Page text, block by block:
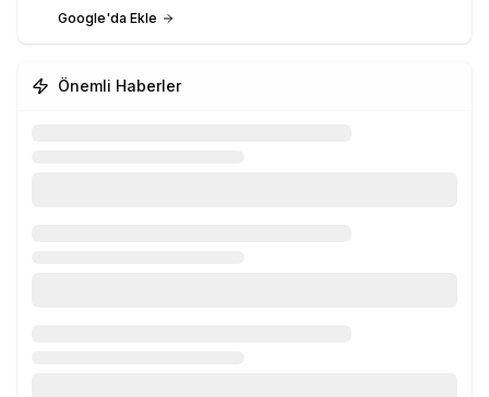
Google'da Ekle
Önemli Haberler